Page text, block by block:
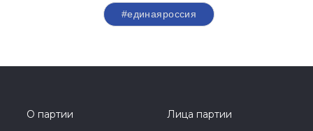
#единаяроссия
О партии
Лица партии